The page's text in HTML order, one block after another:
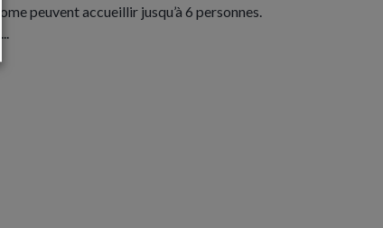
home peuvent accueillir jusqu’à 6 personnes.